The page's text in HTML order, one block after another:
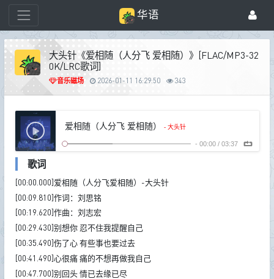
华语
大头针《爱相随（人分飞 爱相随）》[FLAC/MP3-32
0K/LRC歌词]
音乐磁场 2026-01-11 16:29:50 343
爱相随（人分飞 爱相随） - 大头针
- 00:00/ 03:37
歌词
[00:00.000]爱相随（人分飞爱相随）-大头针
[00:09.810]作词：刘思铭
[00:19.620]作曲：刘志宏
[00:29.430]别想你 忍不住我提醒自己
[00:35.490]伤了心 有些事也要过去
[00:41.490]心很痛 痛的不想再做我自己
[00:47.700]别回头 情已去缘已尽